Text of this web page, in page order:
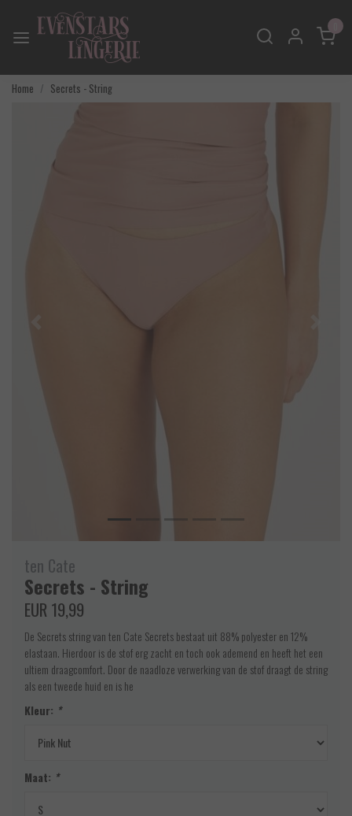
Home Secrets - String
ten Cate
Secrets - String
EUR 19,99
De Secrets string van ten Cate Secrets bestaat uit 88% polyester en 12%
elastaan. Hierdoor is de stof erg zacht en toch ook ademend en heeft het een
ultiem draagcomfort. Door de naadloze verwerking van de stof draagt de string
als een tweede huid en is he
Kleur: *
Maat: *